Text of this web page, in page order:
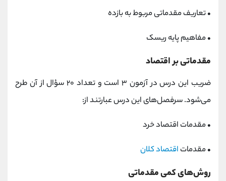
• تعاریف مقدماتی مربوط به بازده
• مفاهیم پایه ریسک
مقدماتی بر اقتصاد
ضریب این درس در آزمون ۳ است و تعداد ۲۰ سؤال از آن طرح
می‌شود. سرفصل‌های این درس عبارتند از:
• مقدمات اقتصاد خرد
• مقدمات اقتصاد کلان
روش‌های کمی مقدماتی